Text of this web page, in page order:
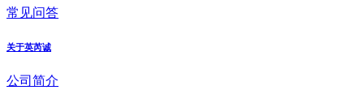
常见问答
关于英芮诚
公司简介